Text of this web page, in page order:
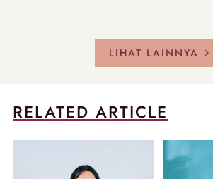
LIHAT LAINNYA
RELATED ARTICLE